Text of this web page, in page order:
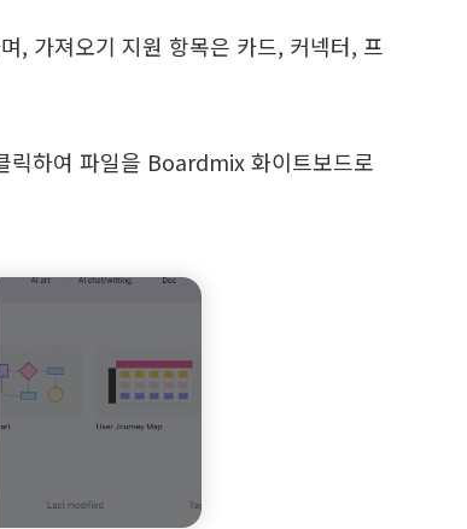
, 가져오기 지원 항목은 카드, 커넥터, 프
하여 파일을 Boardmix 화이트보드로